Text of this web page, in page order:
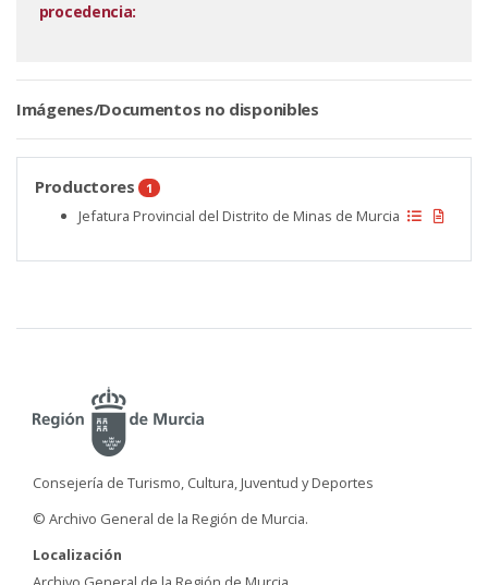
procedencia:
Imágenes/Documentos no disponibles
Productores 1
Jefatura Provincial del Distrito de Minas de Murcia
Consejería de Turismo, Cultura, Juventud y Deportes
© Archivo General de la Región de Murcia.
Localización